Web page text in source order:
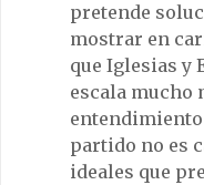
pretende
mostrar en
que Iglesias y
escala mucho
entendimiento
partido no es
ideales que